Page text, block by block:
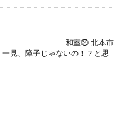
和室⓶ 北本市
見、障子じゃないの！？と思